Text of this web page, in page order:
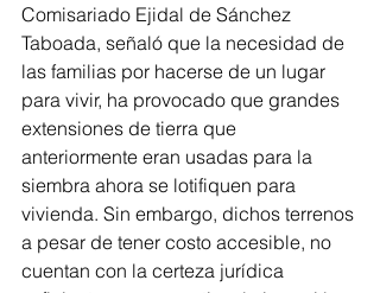
Comisariado Ejidal de Sánchez
Taboada, señaló que la necesidad de
las familias por hacerse de un lugar
para vivir, ha provocado que grandes
extensiones de tierra que
anteriormente eran usadas para la
siembra ahora se lotifiquen para
vivienda. Sin embargo, dichos terrenos
a pesar de tener costo accesible, no
cuentan con la certeza jurídica